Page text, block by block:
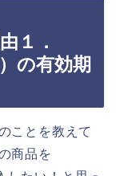
１．
の有効期
ことを教えて
商品を